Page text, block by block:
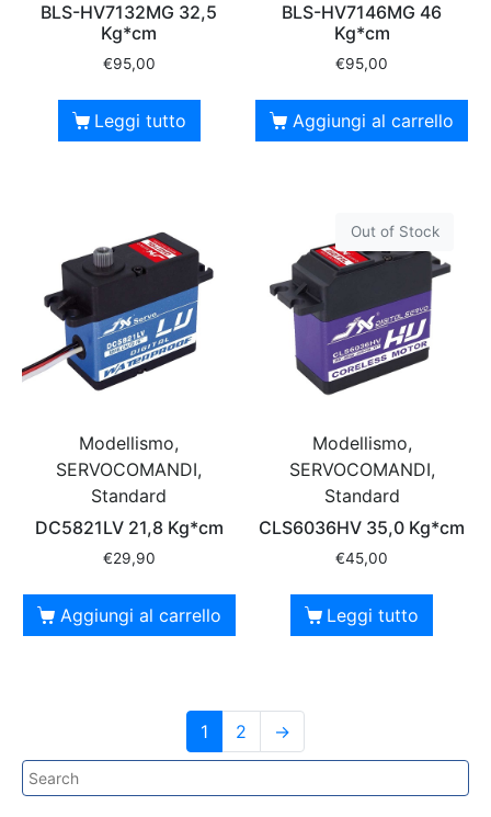
BLS-HV7132MG 32,5
Kg*cm
€95,00
Leggi tutto
BLS-HV7146MG 46
Kg*cm
€95,00
Aggiungi al carrello
Modellismo,
SERVOCOMANDI,
Standard
DC5821LV 21,8 Kg*cm
€29,90
Aggiungi al carrello
Out of Stock
Modellismo,
SERVOCOMANDI,
Standard
CLS6036HV 35,0 Kg*cm
€45,00
Leggi tutto
1 2 →